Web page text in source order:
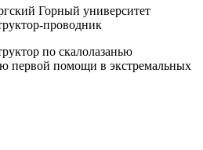
Горный университет
проводник
по скалолазанью
первой помощи в экстремальных